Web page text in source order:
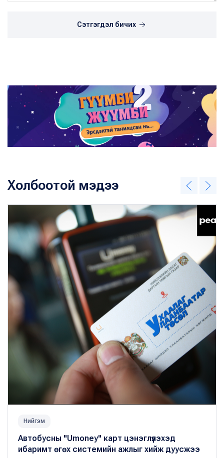
Сэтгэгдэл бичих
Холбоотой мэдээ
Нийгэм
Автобусны "Umoney" карт цэнэглүүлэхэд
ибаримт өгөх системийн ажлыг хийж дуусжээ